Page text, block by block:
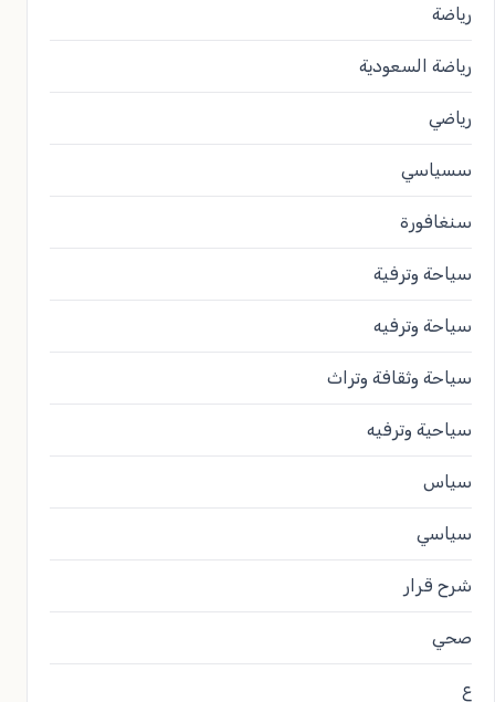
رياضة
رياضة السعودية
رياضي
سسياسي
سنغافورة
سياحة وترفية
سياحة وترفيه
سياحة وثقافة وتراث
سياحية وترفيه
سياس
سياسي
شرح قرار
صحي
ع